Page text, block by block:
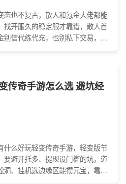
态也不复古，散人和氪金大佬都能
找开服久的稳定服才靠谱，散人首
别信代练代充，也别私下交易，容
传奇手游怎么选 避坑经
什么好玩轻变传奇手游，轻变版节
要避开托多、提现设门槛的坑，道
洞、挂机选边缘区能攒元宝，靠谱